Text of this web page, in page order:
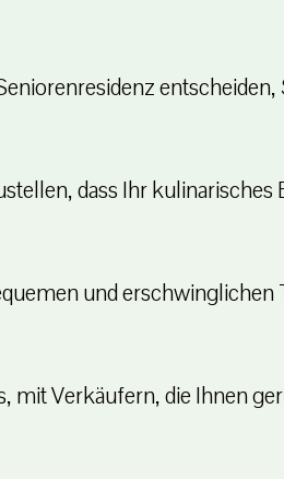
dass Ihr kulinarisches
und
mit Verkäufern, die Ihnen